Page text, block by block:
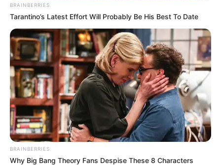
BRAINBERRIES
Tarantino’s Latest Effort Will Probably Be His Best To Date
BRAINBERRIES
Why Big Bang Theory Fans Despise These 8 Characters